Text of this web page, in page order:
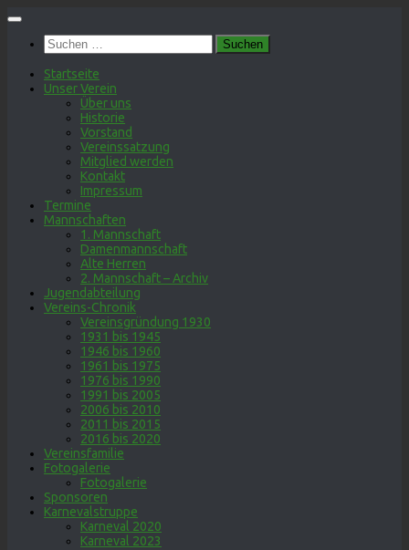
Zum
springenSuchen
nach:
Startseite
Unser Verein
Über uns
Historie
Vorstand
Vereinssatzung
Mitglied werden
Kontakt
Impressum
Termine
Mannschaften
1. Mannschaft
Damenmannschaft
Alte Herren
2. Mannschaft – Archiv
Jugendabteilung
Vereins-Chronik
Vereinsgründung 1930
1931 bis 1945
1946 bis 1960
1961 bis 1975
1976 bis 1990
1991 bis 2005
2006 bis 2010
2011 bis 2015
2016 bis 2020
Vereinsfamilie
Fotogalerie
Fotogalerie
Sponsoren
Karnevalstruppe
Karneval 2020
Karneval 2023